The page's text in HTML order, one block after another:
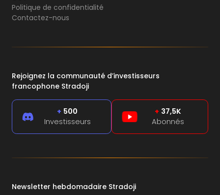
Politique de confidentialité
Contactez-nous
Rejoignez la communauté d’investisseurs
francophone Stradoji
+ 500
Investisseurs
+ 37,5K
Abonnés
Newsletter hebdomadaire Stradoji